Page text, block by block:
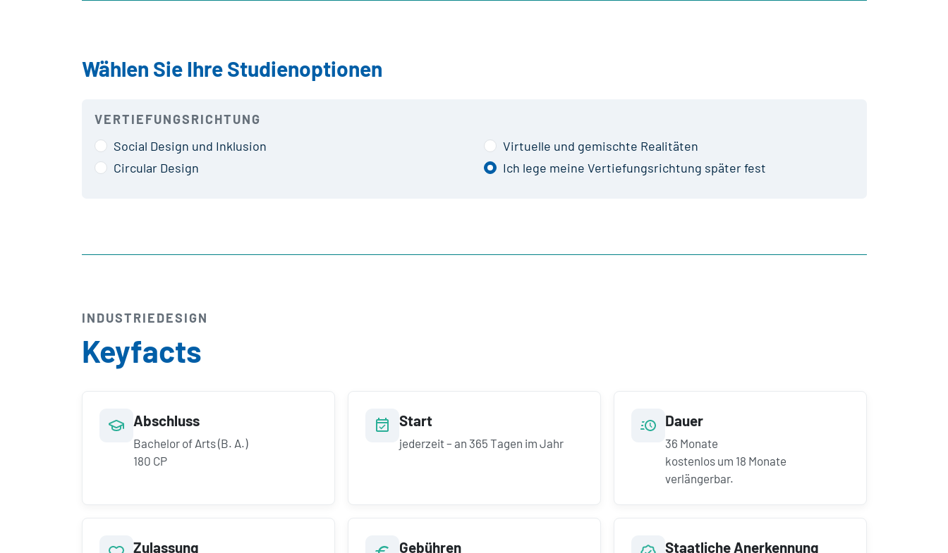
Wählen Sie Ihre Studienoptionen
VERTIEFUNGSRICHTUNG
Social Design und Inklusion
Virtuelle und gemischte Realitäten
Circular Design
Ich lege meine Vertiefungsrichtung später fest
INDUSTRIEDESIGN
Keyfacts
Abschluss
Bachelor of Arts (B. A.)
180 CP
Start
jederzeit – an 365 Tagen im Jahr
Dauer
36 Monate
kostenlos um 18 Monate
verlängerbar.
Zulassung Gebühren Staatliche Anerkennung